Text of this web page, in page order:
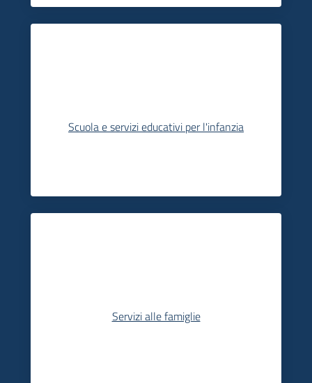
Scuola e servizi educativi per l'infanzia
Servizi alle famiglie